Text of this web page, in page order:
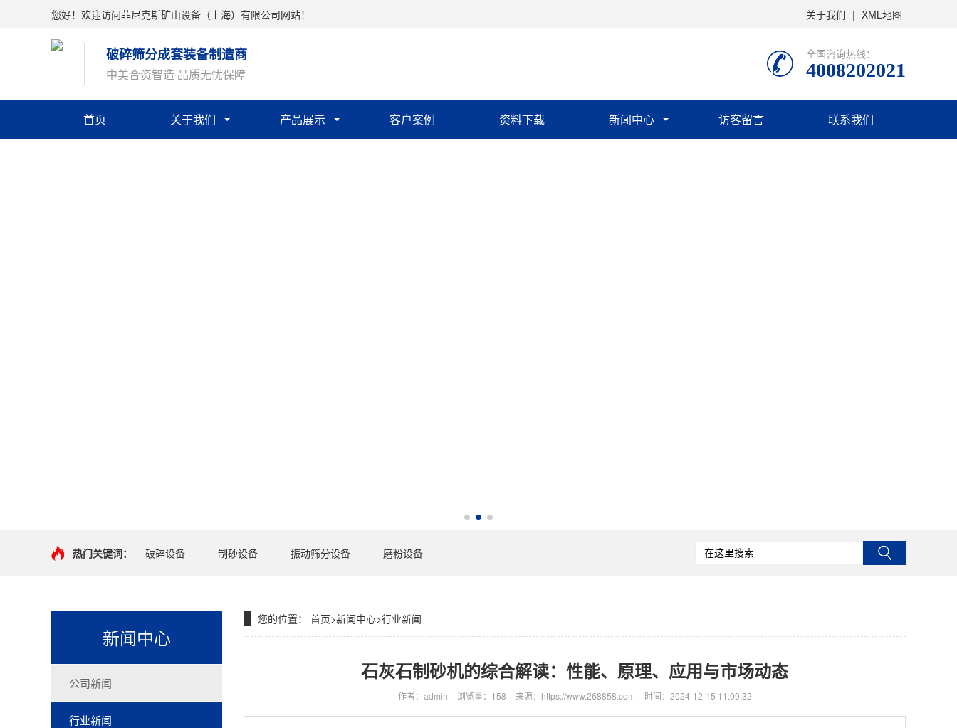
您好！欢迎访问菲尼克斯矿山设备（上海）有限公司网站！ 关于我们 | XML地图
破碎筛分成套装备制造商
中美合资智造 品质无忧保障
全国咨询热线：
4008202021
首页 关于我们 产品展示 客户案例 资料下载 新闻中心 访客留言 联系我们
热门关键词： 破碎设备 制砂设备 振动筛分设备 磨粉设备
新闻中心
公司新闻
行业新闻
您的位置： 首页>新闻中心>行业新闻
石灰石制砂机的综合解读：性能、原理、应用与市场动态
作者：admin 浏览量：158 来源：https://www.268858.com 时间：2024-12-15 11:09:32